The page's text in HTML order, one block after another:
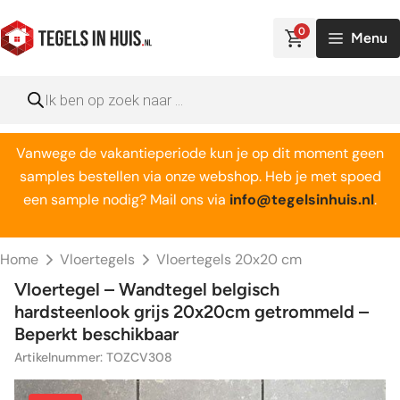
naar
de
0 Menu
zoeken
Vanwege de vakantieperiode kun je op dit moment geen
samples bestellen via onze webshop. Heb je met spoed
een sample nodig? Mail ons via info@tegelsinhuis.nl.
Home Vloertegels Vloertegels 20x20 cm
Vloertegel – Wandtegel belgisch
hardsteenlook grijs 20x20cm getrommeld –
Beperkt beschikbaar
Artikelnummer: TOZCV308